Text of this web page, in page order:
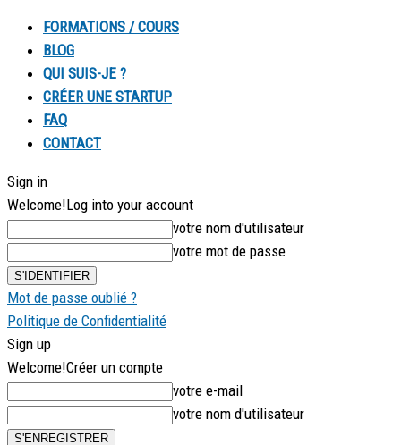
FORMATIONS / COURS
BLOG
QUI SUIS-JE ?
CRÉER UNE STARTUP
FAQ
CONTACT
Sign in
Welcome!Log into your account
votre nom d'utilisateur
votre mot de passe
Mot de passe oublié ?
Politique de Confidentialité
Sign up
Welcome!Créer un compte
votre e-mail
votre nom d'utilisateur